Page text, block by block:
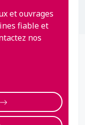
et ouvrages
fiable et
nos